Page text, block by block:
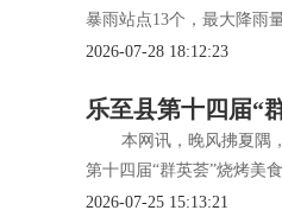
暴雨站点13个，最大降雨
2026-07-28 18:12:23
乐至县第十四届“
本网讯，晚风拂夏隅
第十四届“群英荟”烧烤美
2026-07-25 15:13:21